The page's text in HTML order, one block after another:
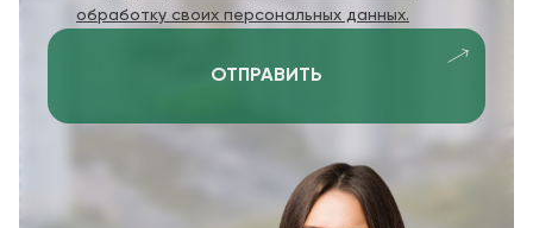
обработку своих персональных данных.
ОТПРАВИТЬ